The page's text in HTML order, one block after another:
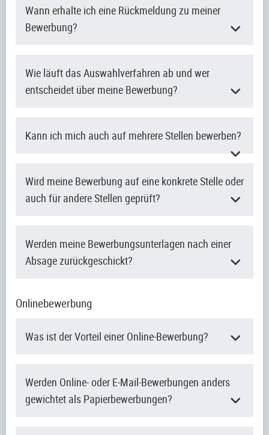
Wann erhalte ich eine Rückmeldung zu meiner
Bewerbung?
Wie läuft das Auswahlverfahren ab und wer
entscheidet über meine Bewerbung?
Kann ich mich auch auf mehrere Stellen bewerben?
Wird meine Bewerbung auf eine konkrete Stelle oder
auch für andere Stellen geprüft?
Werden meine Bewerbungsunterlagen nach einer
Absage zurückgeschickt?
Onlinebewerbung
Was ist der Vorteil einer Online-Bewerbung?
Werden Online- oder E-Mail-Bewerbungen anders
gewichtet als Papierbewerbungen?